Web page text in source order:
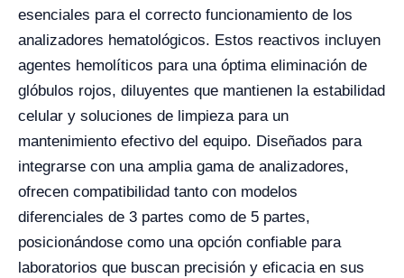
esenciales para el correcto funcionamiento de los
analizadores hematológicos. Estos reactivos incluyen
agentes hemolíticos para una óptima eliminación de
glóbulos rojos, diluyentes que mantienen la estabilidad
celular y soluciones de limpieza para un
mantenimiento efectivo del equipo. Diseñados para
integrarse con una amplia gama de analizadores,
ofrecen compatibilidad tanto con modelos
diferenciales de 3 partes como de 5 partes,
posicionándose como una opción confiable para
laboratorios que buscan precisión y eficacia en sus